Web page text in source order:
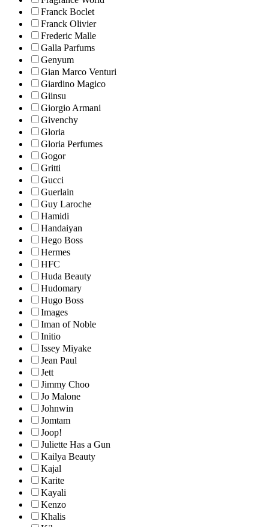
Franck Boclet
Franck Olivier
Frederic Malle
Galla Parfums
Genyum
Gian Marco Venturi
Giardino Magico
Giinsu
Giorgio Armani
Givenchy
Gloria
Gloria Perfumes
Gogor
Gritti
Gucci
Guerlain
Guy Laroche
Hamidi
Handaiyan
Hego Boss
Hermes
HFC
Huda Beauty
Hudomary
Hugo Boss
Images
Iman of Noble
Initio
Issey Miyake
Jean Paul
Jett
Jimmy Choo
Jo Malone
Johnwin
Jomtam
Joop!
Juliette Has a Gun
Kailya Beauty
Kajal
Karite
Kayali
Kenzo
Khalis